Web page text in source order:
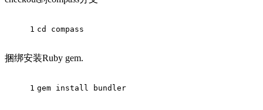
1 cd compass
捆绑安装Ruby gem.
1 gem install bundler